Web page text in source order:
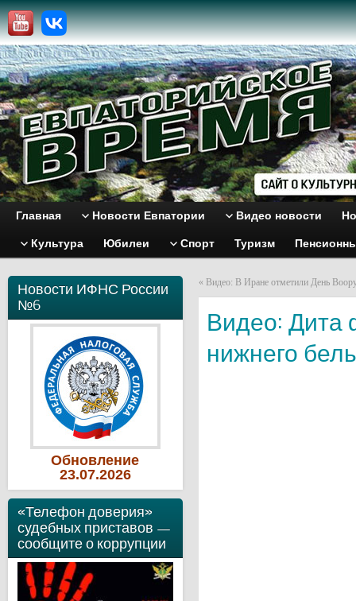
Главная Новости Евпатории Видео новости
Культура Юбилеи Спорт Туризм
Новости ИФНС России
№6
Обновление
23.07.2026
«Телефон доверия»
судебных приставов —
сообщите о коррупции
« Видео: В Иране отметили День
Видео: Дита
нижнего